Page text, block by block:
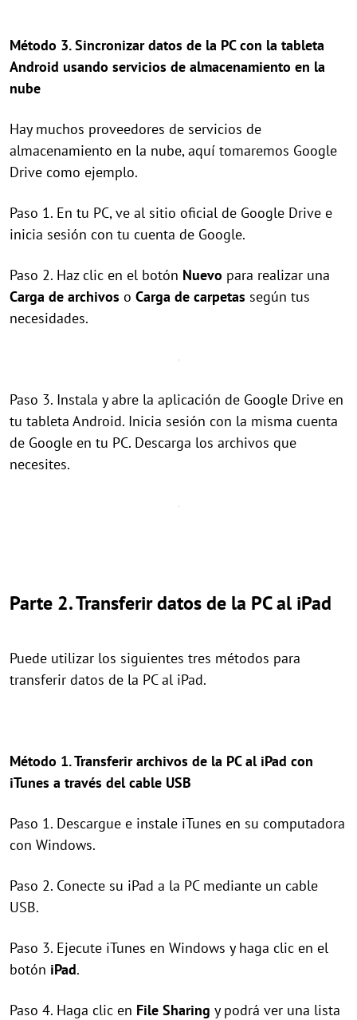
Método 3. Sincronizar datos de la PC con la tableta
Android usando servicios de almacenamiento en la
nube
Hay muchos proveedores de servicios de
almacenamiento en la nube, aquí tomaremos Google
Drive como ejemplo.
Paso 1. En tu PC, ve al sitio oficial de Google Drive e
inicia sesión con tu cuenta de Google.
Paso 2. Haz clic en el botón Nuevo para realizar una
Carga de archivos o Carga de carpetas según tus
necesidades.
Paso 3. Instala y abre la aplicación de Google Drive en
tu tableta Android. Inicia sesión con la misma cuenta
de Google en tu PC. Descarga los archivos que
necesites.
Parte 2. Transferir datos de la PC al iPad
Puede utilizar los siguientes tres métodos para
transferir datos de la PC al iPad.
Método 1. Transferir archivos de la PC al iPad con
iTunes a través del cable USB
Paso 1. Descargue e instale iTunes en su computadora
con Windows.
Paso 2. Conecte su iPad a la PC mediante un cable
USB.
Paso 3. Ejecute iTunes en Windows y haga clic en el
botón iPad.
Paso 4. Haga clic en File Sharing y podrá ver una lista